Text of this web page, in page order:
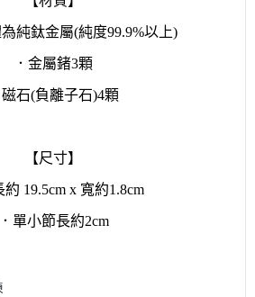
為純鈦金屬(純度99.9%以上)
．金屬鍺3顆
磁石(負離子石)4顆
【尺寸】
約 19.5cm x 寬約1.8cm
．單小節長約2cm